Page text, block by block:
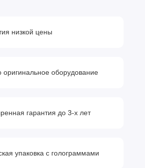
низкой цены
оригинальное оборудование
гарантия до 3-х лет
упаковка с голограммами